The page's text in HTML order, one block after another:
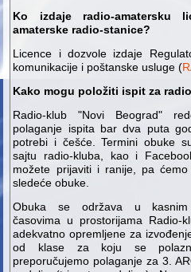
Ko izdaje radio-amatersku
amaterske radio-stanice?
Licence i dozvole izdaje
komunikacije i poštanske usluge (
Kako mogu položiti ispit za
Radio-klub "Novi Beograd"
polaganje ispita bar dva puta
potrebi i češće. Termini obuke
sajtu radio-kluba, kao i
možete prijaviti i ranije, pa
sledeće obuke.
Obuka se održava u kasnim
časovima u prostorijama Radio-
adekvatno opremljene za
od klase za koju se
preporučujemo polaganje za 3.